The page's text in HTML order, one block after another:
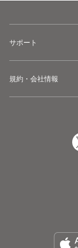
サポート
規約・会社情報